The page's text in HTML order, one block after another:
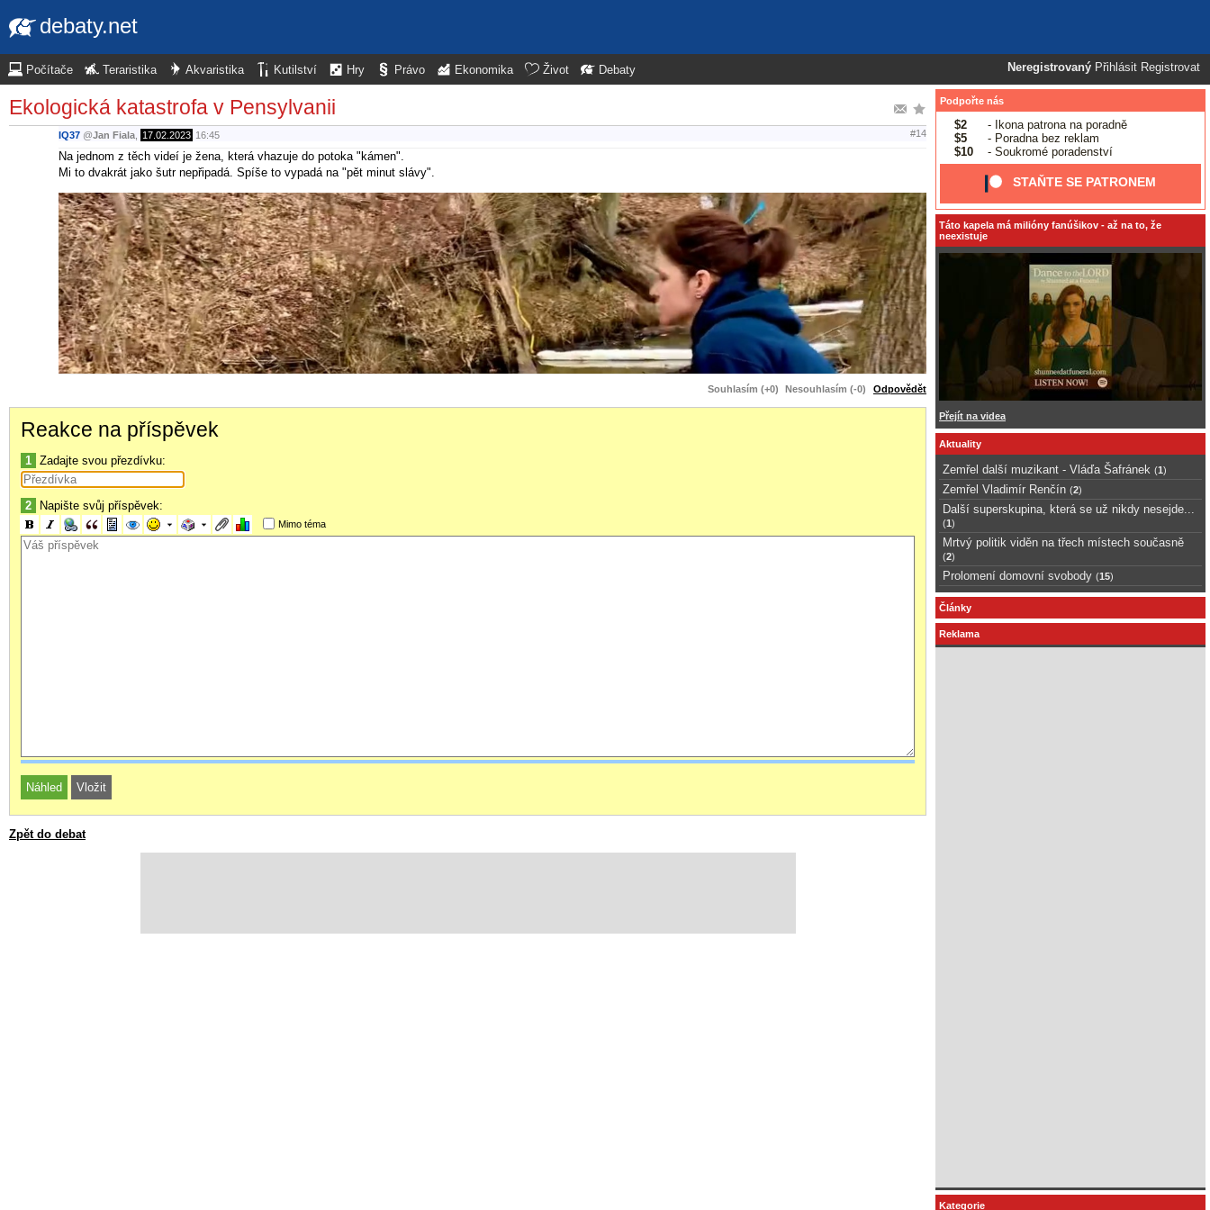
debaty.net
Neregistrovaný Přihlásit Registrovat
Počítače Teraristika Akvaristika Kutilství Hry Právo Ekonomika Život Debaty
Ekologická katastrofa v Pensylvanii
IQ37 @Jan Fiala 17.02.2023 16:45 #14
Na jednom z těch videí je žena, která vhazuje do potoka "kámen".
Mi to dvakrát jako šutr nepřipadá. Spíše to vypadá na "pět minut slávy".
Souhlasím (+0) Nesouhlasím (-0) Odpovědět
Reakce na příspěvek
1 Zadajte svou přezdívku:
2 Napište svůj příspěvek:
Mimo téma
Zpět do debat
Podpořte nás
$2
- Ikona patrona na poradně
$5
- Poradna bez reklam
$10
- Soukromé poradenství
STAŇTE SE PATRONEM
Táto kapela má milióny fanúšikov - až na to, že
neexistuje
Přejít na videa
Aktuality
Zemřel další muzikant - Vláďa Šafránek (1 )
Zemřel Vladimír Renčín (2)
Další superskupina, která se už nikdy nesejde...
(1 )
Mrtvý politik viděn na třech místech současně
(2)
Prolomení domovní svobody (15)
Články
Reklama
Kategorie